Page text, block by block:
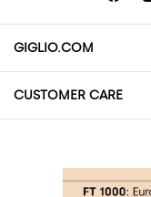
GIGLIO.COM
About
CUSTOMER CARE